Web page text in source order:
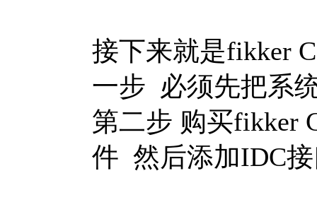
接下来就是fikker
一步 必须先把系
第二步 购买fikker
件 然后添加IDC